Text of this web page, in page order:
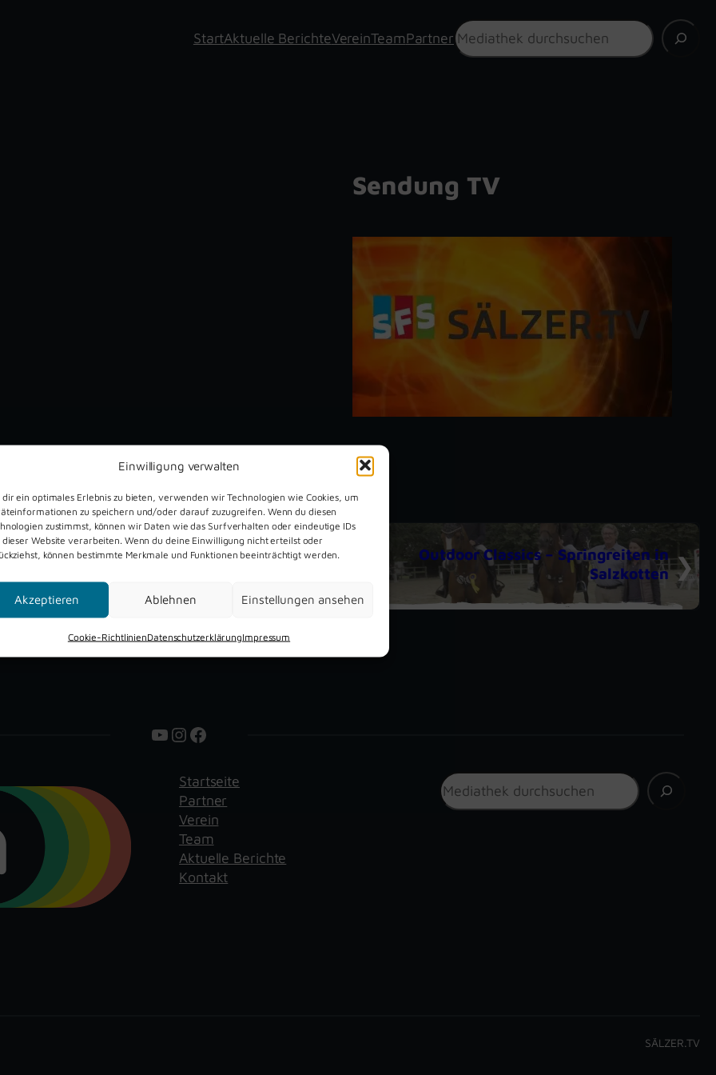
Einwilligung verwalten
dir ein optimales Erlebnis zu bieten, verwenden wir Technologien wie Cookies, um
zu speichern und/oder darauf zuzugreifen. Wenn du diesen
zustimmst, können wir Daten wie das Surfverhalten oder eindeutige IDs
Website verarbeiten. Wenn du deine Einwilligung nicht erteilst oder
können bestimmte Merkmale und Funktionen beeinträchtigt werden.
Akzeptieren Ablehnen Einstellungen ansehen
Cookie-RichtlinienDatenschutzerklärungImpressum
StartAktuelle BerichteVereinTeamPartner
Suchen
Sendung TV
Dreckburg Open Air 2026
Outdoor Classics – Springreiten in
Salzkotten
YouTube
Instagram
Facebook
Startseite
Partner
Verein
Team
Aktuelle Berichte
Kontakt
Suchen
SÄLZER.TV